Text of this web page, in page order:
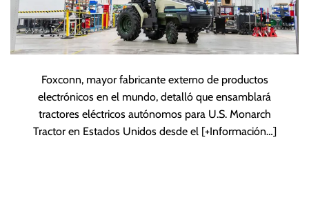
Foxconn, mayor fabricante externo de productos
electrónicos en el mundo, detalló que ensamblará
tractores eléctricos autónomos para U.S. Monarch
Tractor en Estados Unidos desde el [+Información…]